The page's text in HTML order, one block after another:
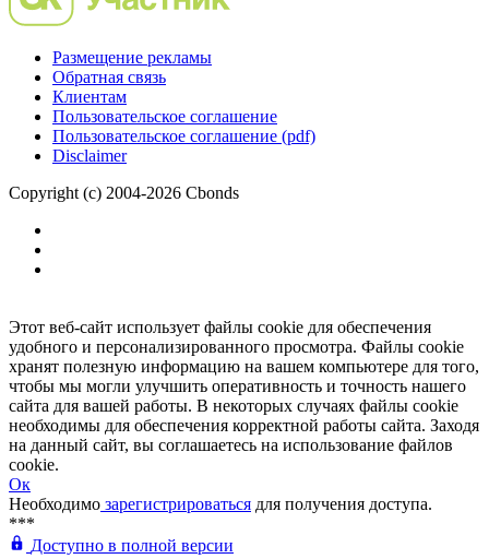
Размещение рекламы
Обратная связь
Клиентам
Пользовательское соглашение
Пользовательское соглашение (pdf)
Disclaimer
Copyright (c) 2004-2026 Cbonds
Этот веб-сайт использует файлы cookie для обеспечения
удобного и персонализированного просмотра. Файлы cookie
хранят полезную информацию на вашем компьютере для того,
чтобы мы могли улучшить оперативность и точность нашего
сайта для вашей работы. В некоторых случаях файлы cookie
необходимы для обеспечения корректной работы сайта. Заходя
на данный сайт, вы соглашаетесь на использование файлов
cookie.
Ок
Необходимо зарегистрироваться для получения доступа.
***
Доступно в полной версии